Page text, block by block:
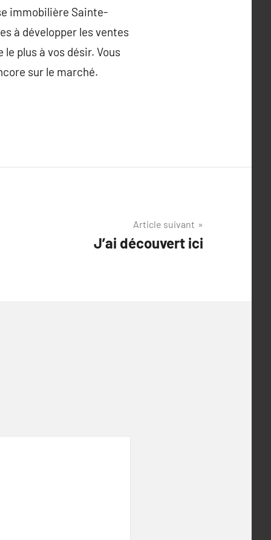
immobilière Sainte-
à développer les ventes
plus à vos désir. Vous
sur le marché.
Article suivant
J’ai découvert ici